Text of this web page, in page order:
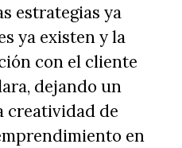
estrategias ya
ya existen y la
con el cliente
dejando un
creatividad de
en